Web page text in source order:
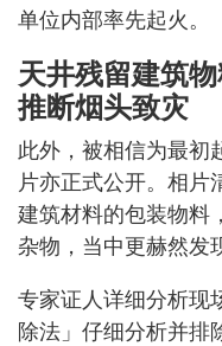
单位内部率先起火。
天井残留建筑
推断烟头致灾
此外，被相信为最初
片亦正式公开。相片
建筑材料的包装物料
杂物，当中更赫然发
专家证人详细分析现
除法」仔细分析并排